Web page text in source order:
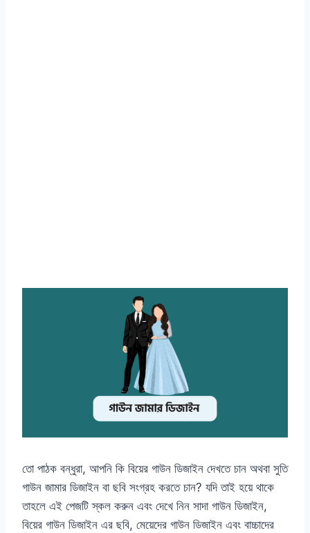
তো পাঠক বন্ধুরা, আপনি কি বিয়ের গাউন ডিজাইন দেখতে চান অথবা সুতি
গাউন জামার ডিজাইন বা ছবি সংগ্রহ করতে চান? যদি তাই হয়ে থাকে
তাহলে এই পেজটি স্কল করুন এবং দেখে নিন সাদা গাউন ডিজাইন,
বিয়ের গাউন ডিজাইন এর ছবি, মেয়েদের গাউন ডিজাইন এবং বাচ্চাদের